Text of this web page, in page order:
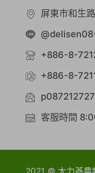
屏東市和生
+886-8-
+886-8-
客服時間
2021 © 大力蔘農